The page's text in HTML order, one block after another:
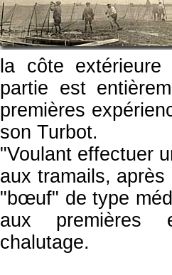
la côte
partie est
premières
son Turbot.
"Voulant effectuer
aux tramails,
"bœuf" de type
aux premières
chalutage.